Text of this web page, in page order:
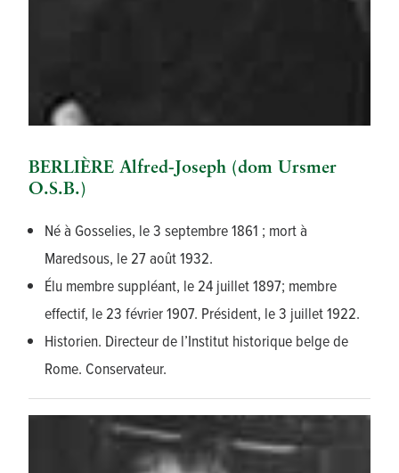
BERLIÈRE Alfred-Joseph (dom Ursmer
O.S.B.)
Né à Gosselies, le 3 septembre 1861 ; mort à
Maredsous, le 27 août 1932.
Élu membre suppléant, le 24 juillet 1897; membre
effectif, le 23 février 1907. Président, le 3 juillet 1922.
Historien. Directeur de l’Institut historique belge de
Rome. Conservateur.